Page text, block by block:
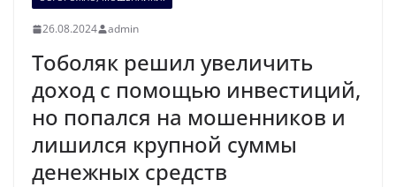
26.08.2024 admin
Тоболяк решил увеличить
доход с помощью инвестиций,
но попался на мошенников и
лишился крупной суммы
денежных средств